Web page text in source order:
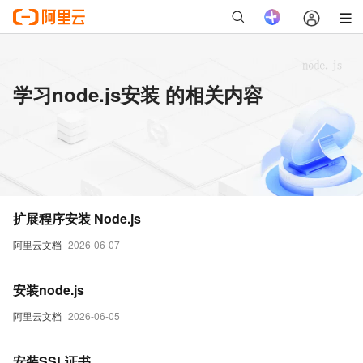
学习node.js安装 的相关内容
阿里云文档 2026-06-07
扩展程序安装 Node.js
阿里云文档 2026-06-05
安装node.js